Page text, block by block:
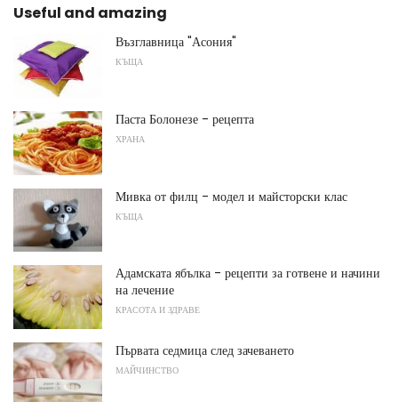
Useful and amazing
Възглавница "Асония"
КЪЩА
Паста Болонезе - рецепта
ХРАНА
Мивка от филц - модел и майсторски клас
КЪЩА
Адамската ябълка - рецепти за готвене и начини
на лечение
КРАСОТА И ЗДРАВЕ
Първата седмица след зачеването
МАЙЧИНСТВО